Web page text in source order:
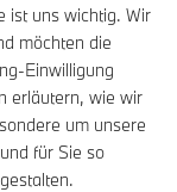
ist uns wichtig. Wir
möchten die
Einwilligung
erläutern, wie wir
um unsere
für Sie so